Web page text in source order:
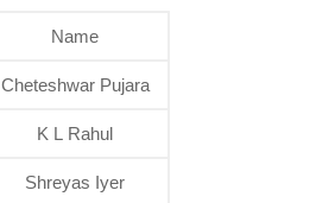
Name
Cheteshwar Pujara
K L Rahul
Shreyas Iyer